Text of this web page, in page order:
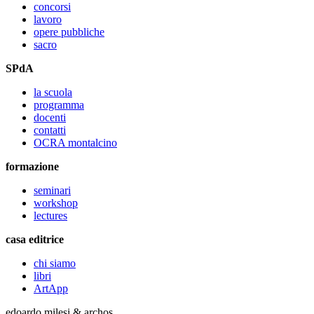
concorsi
lavoro
opere pubbliche
sacro
SPdA
la scuola
programma
docenti
contatti
OCRA montalcino
formazione
seminari
workshop
lectures
casa editrice
chi siamo
libri
ArtApp